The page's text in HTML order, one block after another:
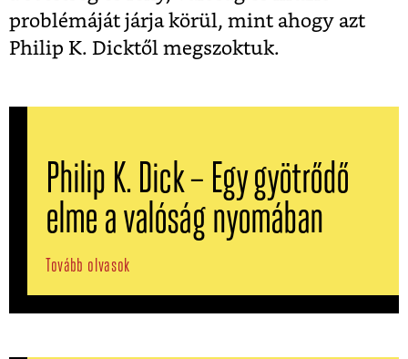
problémáját járja körül, mint ahogy azt
Philip K. Dicktől megszoktuk.
Philip K. Dick – Egy gyötrődő
elme a valóság nyomában
Tovább olvasok